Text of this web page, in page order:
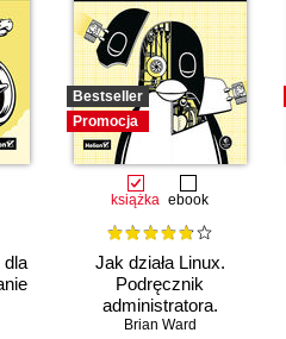
dla
Bestseller
Promocja
książka ebook
Jak działa Linux.
Podręcznik
administratora.
Wydanie III
Brian Ward